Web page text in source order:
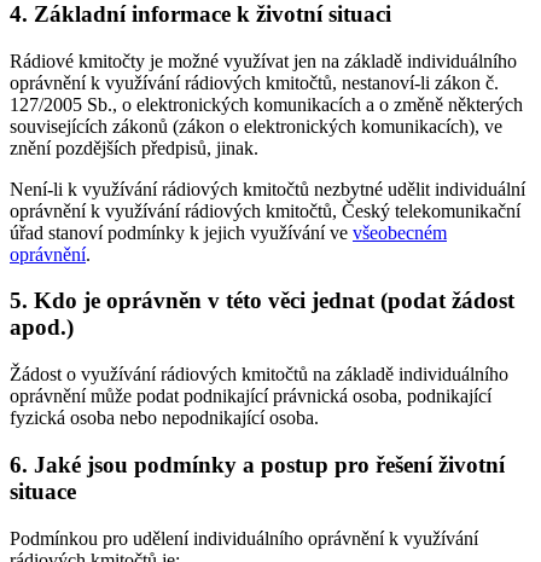
4. Základní informace k životní situaci
Rádiové kmitočty je možné využívat jen na základě individuálního
oprávnění k využívání rádiových kmitočtů, nestanoví-li zákon č.
127/2005 Sb., o elektronických komunikacích a o změně některých
souvisejících zákonů (zákon o elektronických komunikacích), ve
znění pozdějších předpisů, jinak.
Není-li k využívání rádiových kmitočtů nezbytné udělit individuální
oprávnění k využívání rádiových kmitočtů, Český telekomunikační
úřad stanoví podmínky k jejich využívání ve všeobecném
oprávnění.
5. Kdo je oprávněn v této věci jednat (podat žádost
apod.)
Žádost o využívání rádiových kmitočtů na základě individuálního
oprávnění může podat podnikající právnická osoba, podnikající
fyzická osoba nebo nepodnikající osoba.
6. Jaké jsou podmínky a postup pro řešení životní
situace
Podmínkou pro udělení individuálního oprávnění k využívání